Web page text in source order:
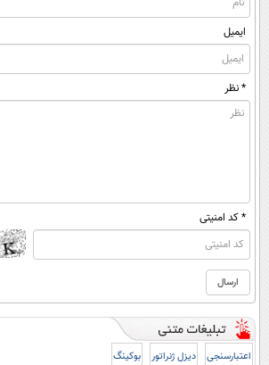
ایمیل
* نظر
* کد امنیتی
اعتبارسنجی دیزل ژنراتور بوکینگ